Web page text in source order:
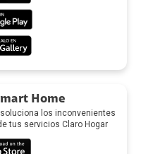
Home
los inconvenientes
tus servicios Claro Hogar